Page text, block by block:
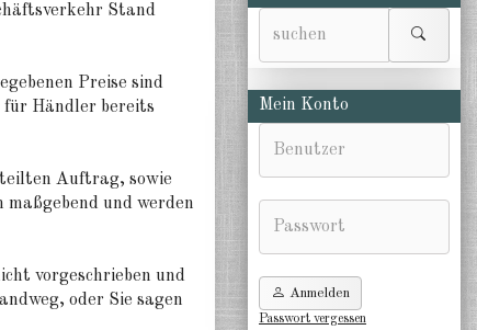
Stand
Preise sind
für Händler bereits
Auftrag, sowie
und werden
vorgeschrieben und
oder Sie sagen
Mein Konto
Anmelden
Passwort vergessen